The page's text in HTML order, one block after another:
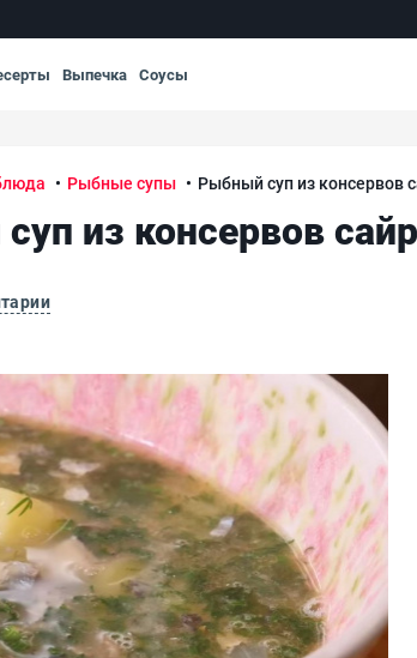
Выпечка Соусы
Рыбные супы Рыбный суп из консервов
из консервов